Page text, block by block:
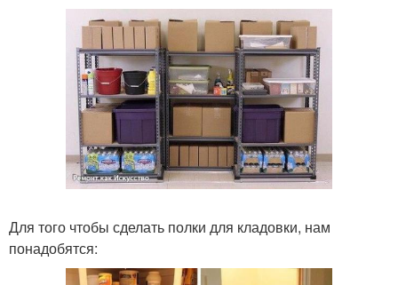
Для того чтобы сделать полки для кладовки, нам
понадобятся: